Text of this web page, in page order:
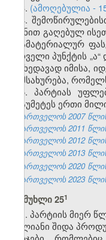
3. (ამოღებულია -
4.
მიზნით გაღებულ
არამატერიალურ
პირველი პუნქტის
მიუხედავად იმისა,
მომსახურება,
5. პარტიას
არაუმეტეს ერთი
საქართველოს 2007
საქართველოს 2011
საქართველოს 2012
საქართველოს 2013
საქართველოს 2020
საქართველოს 2023
მუხლი 25​1
1. პარტიის მიერ
მთლიანი შიდა